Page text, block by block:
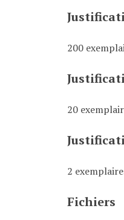
200
20
2
Fichiers